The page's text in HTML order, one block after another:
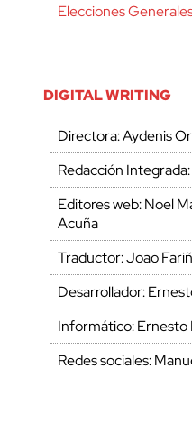
Elecciones
DIGITAL WRITING
Directora: Aydenis
Redacción
Editores web: Noel
Acuña
Traductor: Joao
Desarrollador:
Informático: Ernesto
Redes sociales: